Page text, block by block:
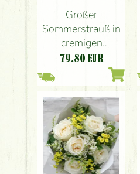
Großer
Sommerstrauß in
cremigen
Gelbtönen
79.80 EUR